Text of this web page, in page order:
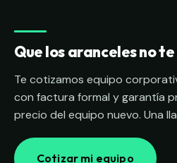
Que los aranceles no
Te cotizamos equipo
con factura formal y garantía
precio del equipo nuevo. Una
Cotizar mi equipo